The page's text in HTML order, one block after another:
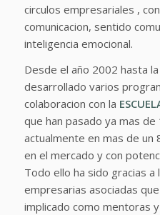
circulos empresariales ,
comunicacion, sentido
inteligencia emocional.
Desde el año 2002 hasta la
desarrollado varios
colaboracion con la
que han pasado ya mas
actualmente en mas de un
en el mercado y con
Todo ello ha sido gracias a
empresarias asociadas
implicado como mentoras